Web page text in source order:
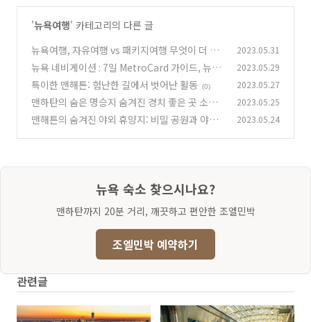
'뉴욕여행' 카테고리의 다른 글
뉴욕여행, 자유여행 vs 패키지여행 무엇이 더 좋
을까요? (0)
2023.05.31
뉴욕 네비게이션 : 7일 MetroCard 가이드, 뉴욕
메트로 시스템
(0)
2023.05.29
특이한 맨해튼: 험난한 길에서 벗어난 활동 (0) 2023.05.27
맨하탄의 숨은 명승지 숨겨진 경치 좋은 곳 소개
(0)
2023.05.25
맨해튼의 숨겨진 야외 휴양지: 비밀 공원과 야외
2023.05.24
뉴욕 숙소 찾으시나요?
맨하탄까지 20분 거리, 깨끗하고 편안한 조엘민박
조엘민박 예약하기
관련글